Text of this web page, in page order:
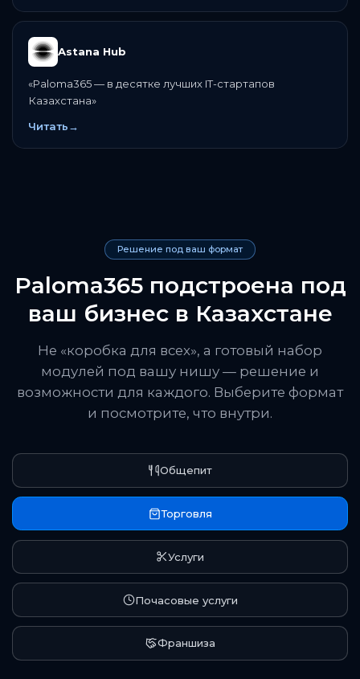
Astana Hub
«Paloma365 — в десятке лучших IT-стартапов
Казахстана»
Читать→
Решение под ваш формат
Paloma365 подстроена под
ваш бизнес в Казахстане
Не «коробка для всех», а готовый набор
модулей под вашу нишу — решение и
возможности для каждого. Выберите формат
и посмотрите, что внутри.
Общепит
Торговля
Услуги
Почасовые услуги
Франшиза